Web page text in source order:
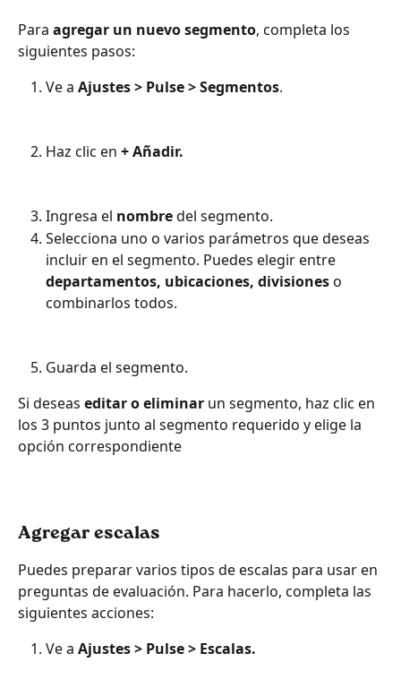
Para agregar un nuevo segmento, completa los
siguientes pasos:
Ve a Ajustes > Pulse > Segmentos.
Haz clic en + Añadir.
Ingresa el nombre del segmento.
Selecciona uno o varios parámetros que deseas
incluir en el segmento. Puedes elegir entre
departamentos, ubicaciones, divisiones o
combinarlos todos.
Guarda el segmento.
Si deseas editar o eliminar un segmento, haz clic en
los 3 puntos junto al segmento requerido y elige la
opción correspondiente
Agregar escalas
Puedes preparar varios tipos de escalas para usar en
preguntas de evaluación. Para hacerlo, completa las
siguientes acciones:
Ve a Ajustes > Pulse > Escalas.